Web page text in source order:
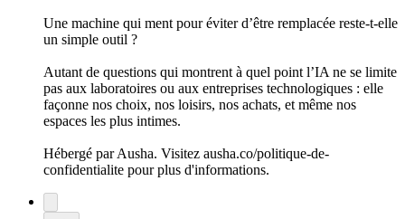
Une machine qui ment pour éviter d’être remplacée reste-t-elle
un simple outil ?
Autant de questions qui montrent à quel point l’IA ne se limite
pas aux laboratoires ou aux entreprises technologiques : elle
façonne nos choix, nos loisirs, nos achats, et même nos
espaces les plus intimes.
Hébergé par Ausha. Visitez ausha.co/politique-de-
confidentialite pour plus d'informations.